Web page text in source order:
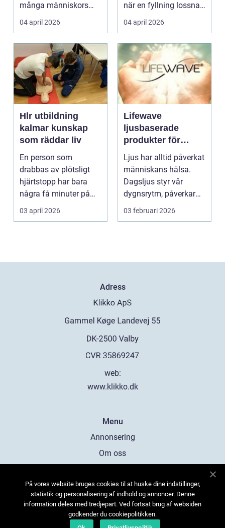
många människors
friskvård. ...
04 april 2026
när en fyllning lossnar
eller en ...
04 april 2026
Hlr utbildning
kalmar kunskap
som räddar liv
En person som
drabbas av plötsligt
hjärtstopp har bara
några få minuter på
sig. För varje minut
utan...
03 april 2026
Lifewave
ljusbaserade
produkter för
hälsa och
välbefinnande
Ljus har alltid påverkat
människans hälsa.
Dagsljus styr vår
dygnsrytm, påverkar
humör, sömn och ene...
03 februari 2026
Adress
web:
www.klikko.dk
Menu
Annonsering
Om oss
Kontakta oss
Sitemap
På vores website bruges cookies til at huske dine indstillinger,
statistik og personalisering af indhold og annoncer. Denne
information deles med tredjepart. Ved fortsat brug af websiden
godkender du cookiepolitikken.